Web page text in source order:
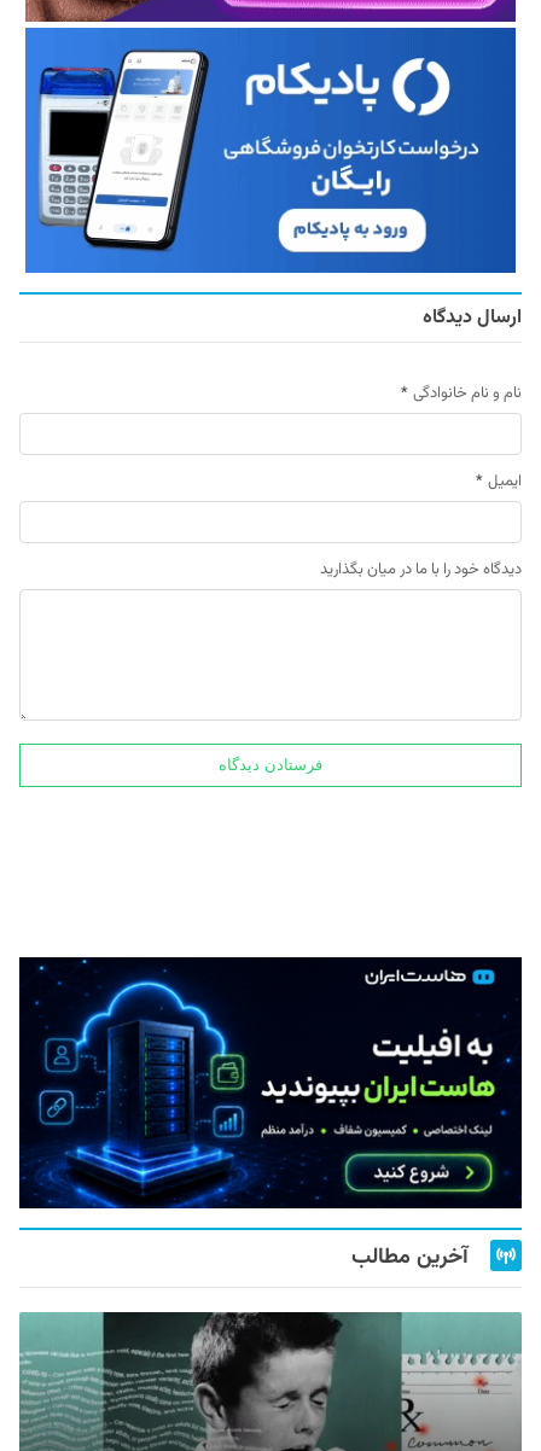
ارسال دیدگاه
نام و نام خانوادگی *
ایمیل *
دیدگاه خود را با ما در میان بگذارید
آخرین مطالب